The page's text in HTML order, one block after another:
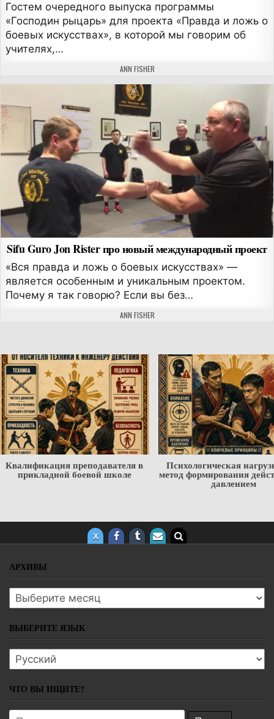
Гостем очередного выпуска программы
«Господин рыцарь» для проекта «Правда и ложь о
боевых искусствах», в которой мы говорим об
учителях,…
АВТОР:
ANN FISHER
Sifu Guro Jon Rister про новый международный проект
«Вся правда и ложь о боевых искусствах» —
является особенным и уникальным проектом.
Почему я так говорю? Если вы без…
АВТОР:
ANN FISHER
Квалификация преподавателя в
прикладной боевой школе
Психологическая
метод формирования
давлением
АРХИВЫ
Архивы
ВЫБЕРИТЕ ЯЗЫК
Выберите язык
ЧТО ВЫ ИЩИТЕ?
Поиск: